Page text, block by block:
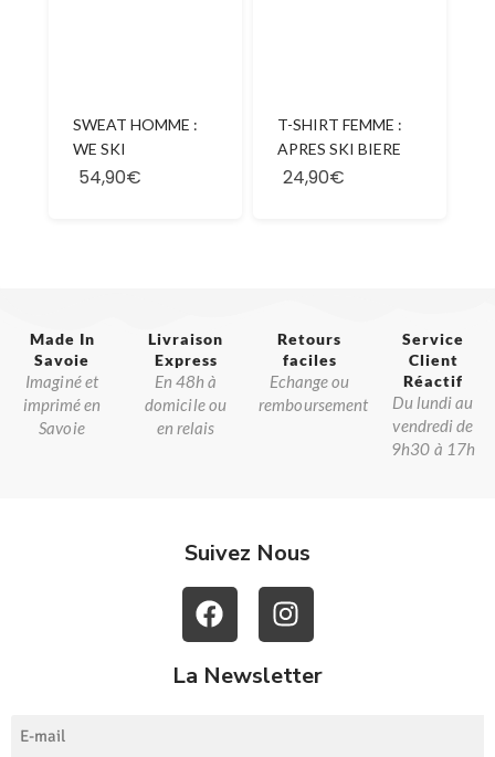
SWEAT HOMME :
WE SKI
54,90€
T-SHIRT FEMME :
APRES SKI BIERE
24,90€
Made In
Savoie​
Imaginé et
imprimé en
Savoie
Livraison
Express
En 48h à
domicile ou
en relais
Retours
faciles
Echange ou
remboursement
Service
Client
Réactif​
Du lundi au
vendredi de
9h30 à 17h
Suivez Nous
La Newsletter